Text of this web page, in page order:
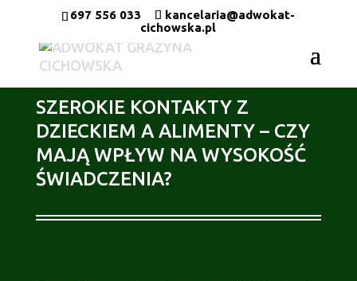
697 556 033
kancelaria@adwokat-
cichowska.pl
SZEROKIE KONTAKTY Z
DZIECKIEM A ALIMENTY – CZY
MAJĄ WPŁYW NA WYSOKOŚĆ
ŚWIADCZENIA?